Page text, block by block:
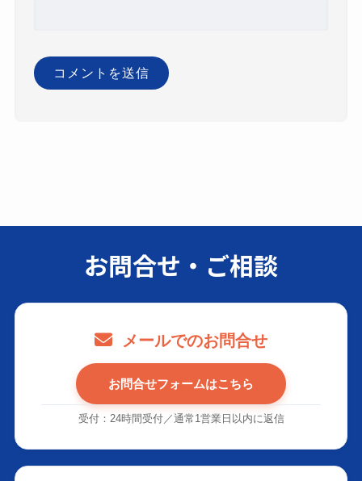
お問合せ・ご相談
メールでのお問合せ
お問合せフォームはこちら
受付：24時間受付／通常1営業日以内に返信